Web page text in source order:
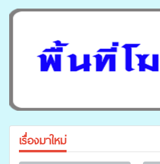
เรื่องมาใหม่